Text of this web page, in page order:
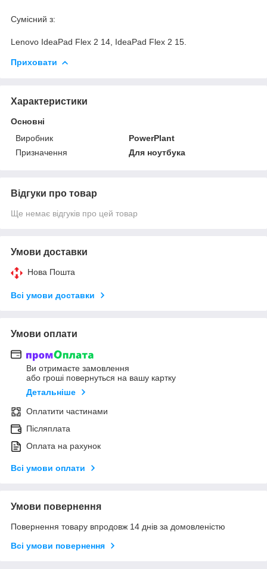
Сумісний з:
Lenovo IdeaPad Flex 2 14, IdeaPad Flex 2 15.
Приховати
Характеристики
Основні
Виробник
PowerPlant
Призначення
Для ноутбука
Відгуки про товар
Ще немає відгуків про цей товар
Умови доставки
Нова Пошта
Всі умови доставки
Умови оплати
Ви отримаєте замовлення
або гроші повернуться на вашу картку
Детальніше
Оплатити частинами
Післяплата
Оплата на рахунок
Всі умови оплати
Умови повернення
Повернення товару впродовж 14 днів за домовленістю
Всі умови повернення